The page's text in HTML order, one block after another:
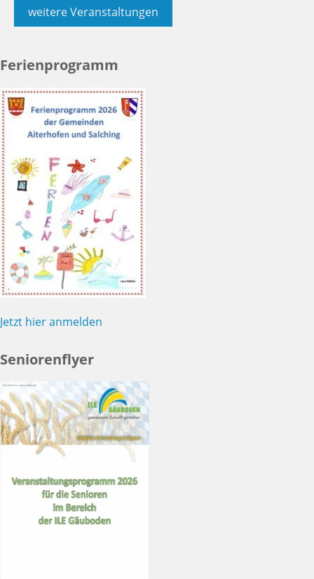
weitere Veranstaltungen
Ferienprogramm
Jetzt hier anmelden
Seniorenflyer